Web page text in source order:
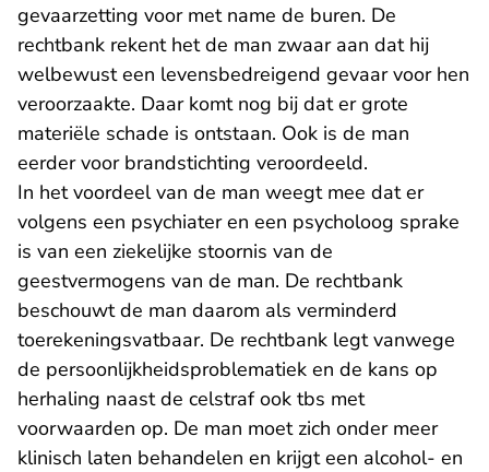
gevaarzetting voor met name de buren. De
rechtbank rekent het de man zwaar aan dat hij
welbewust een levensbedreigend gevaar voor hen
veroorzaakte. Daar komt nog bij dat er grote
materiële schade is ontstaan. Ook is de man
eerder voor brandstichting veroordeeld.
In het voordeel van de man weegt mee dat er
volgens een psychiater en een psycholoog sprake
is van een ziekelijke stoornis van de
geestvermogens van de man. De rechtbank
beschouwt de man daarom als verminderd
toerekeningsvatbaar. De rechtbank legt vanwege
de persoonlijkheidsproblematiek en de kans op
herhaling naast de celstraf ook tbs met
voorwaarden op. De man moet zich onder meer
klinisch laten behandelen en krijgt een alcohol- en